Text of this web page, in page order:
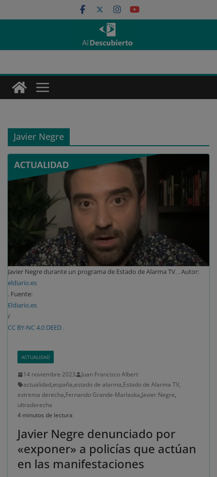
al
Javier Negre
Javier Negre durante un programa de Estado de Alarma TV. . Autor:
eldiario.es
. Fuente:
Eldiario.es
/
CC BY-NC 4.0 DEED .
ACTUALIDAD
14 noviembre 2023
Juan Francisco Albert
actualidad,españa,estado de alarma,Estado de Alarma TV,
extrema derecha,Fernando Grande-Marlaska,Javier Negre,
ultraderecha
4 minutos de lectura
Javier Negre denunciado por
«exponer» a policías que actúan
en las manifestaciones